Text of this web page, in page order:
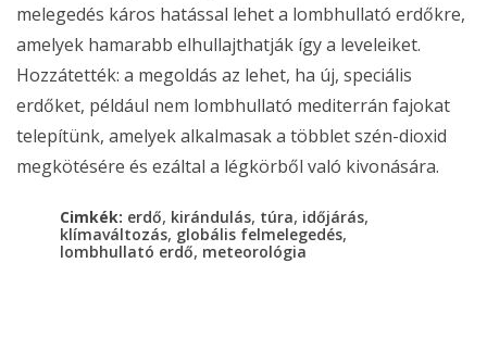
melegedés káros hatással lehet a lombhullató erdőkre,
amelyek hamarabb elhullajthatják így a leveleiket.
Hozzátették: a megoldás az lehet, ha új, speciális
erdőket, például nem lombhullató mediterrán fajokat
telepítünk, amelyek alkalmasak a többlet szén-dioxid
megkötésére és ezáltal a légkörből való kivonására.
Cimkék: erdő, kirándulás, túra, időjárás,
klímaváltozás, globális felmelegedés,
lombhullató erdő, meteorológia